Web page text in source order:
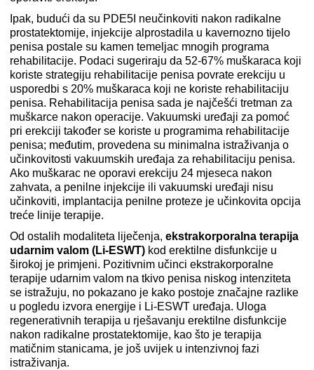
Ipak, budući da su PDE5I neučinkoviti nakon radikalne
prostatektomije, injekcije alprostadila u kavernozno tijelo
penisa postale su kamen temeljac mnogih programa
rehabilitacije. Podaci sugeriraju da 52-67% muškaraca koji
koriste strategiju rehabilitacije penisa povrate erekciju u
usporedbi s 20% muškaraca koji ne koriste rehabilitaciju
penisa. Rehabilitacija penisa sada je najčešći tretman za
muškarce nakon operacije. Vakuumski uređaji za pomoć
pri erekciji također se koriste u programima rehabilitacije
penisa; međutim, provedena su minimalna istraživanja o
učinkovitosti vakuumskih uređaja za rehabilitaciju penisa.
Ako muškarac ne oporavi erekciju 24 mjeseca nakon
zahvata, a penilne injekcije ili vakuumski uređaji nisu
učinkoviti, implantacija penilne proteze je učinkovita opcija
treće linije terapije.
Od ostalih modaliteta liječenja, ekstrakorporalna terapija
udarnim valom (Li-ESWT) kod erektilne disfunkcije u
širokoj je primjeni. Pozitivnim učinci ekstrakorporalne
terapije udarnim valom na tkivo penisa niskog intenziteta
se istražuju, no pokazano je kako postoje značajne razlike
u pogledu izvora energije i Li-ESWT uređaja. Uloga
regenerativnih terapija u rješavanju erektilne disfunkcije
nakon radikalne prostatektomije, kao što je terapija
matičnim stanicama, je još uvijek u intenzivnoj fazi
istraživanja.